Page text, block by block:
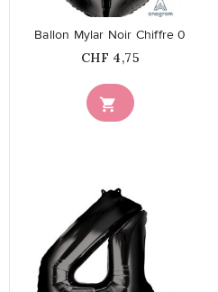

Ballon Mylar Noir Chiffre 0
Prix
CHF 4,75